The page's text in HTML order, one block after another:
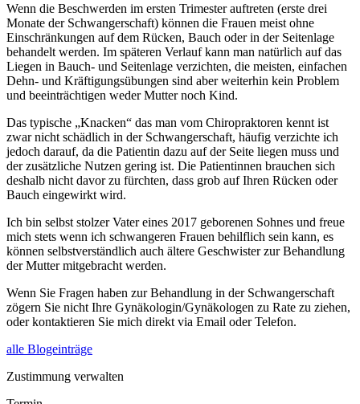
Wenn die Beschwerden im ersten Trimester auftreten (erste drei
Monate der Schwangerschaft) können die Frauen meist ohne
Einschränkungen auf dem Rücken, Bauch oder in der Seitenlage
behandelt werden. Im späteren Verlauf kann man natürlich auf das
Liegen in Bauch- und Seitenlage verzichten, die meisten, einfachen
Dehn- und Kräftigungsübungen sind aber weiterhin kein Problem
und beeinträchtigen weder Mutter noch Kind.
Das typische „Knacken“ das man vom Chiropraktoren kennt ist
zwar nicht schädlich in der Schwangerschaft, häufig verzichte ich
jedoch darauf, da die Patientin dazu auf der Seite liegen muss und
der zusätzliche Nutzen gering ist. Die Patientinnen brauchen sich
deshalb nicht davor zu fürchten, dass grob auf Ihren Rücken oder
Bauch eingewirkt wird.
Ich bin selbst stolzer Vater eines 2017 geborenen Sohnes und freue
mich stets wenn ich schwangeren Frauen behilflich sein kann, es
können selbstverständlich auch ältere Geschwister zur Behandlung
der Mutter mitgebracht werden.
Wenn Sie Fragen haben zur Behandlung in der Schwangerschaft
zögern Sie nicht Ihre Gynäkologin/Gynäkologen zu Rate zu ziehen,
oder kontaktieren Sie mich direkt via Email oder Telefon.
alle Blogeinträge
Zustimmung verwalten